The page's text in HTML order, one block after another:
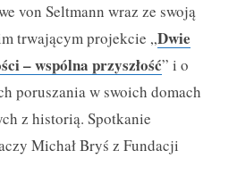
von Seltmann wraz ze swoją
trwającym projekcie „Dwie
– wspólna przyszłość” i o
poruszania w swoich domach
z historią. Spotkanie
Michał Bryś z Fundacji